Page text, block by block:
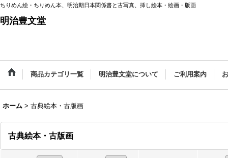
ちりめん絵・ちりめん本、明治期日本関係書と古写真、挿し絵本・絵画・版画
明治豊文堂
商品カテゴリ一覧 明治豊文堂について ご利用案内
ホーム > 古典絵本・古版画
古典絵本・古版画